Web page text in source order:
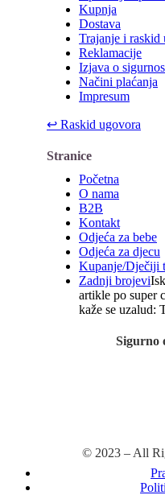
Kupnja
Dostava
Trajanje i raskid
Reklamacije
Izjava o
Načini plaćanja
Impresum
↩ Raskid ugovora
Stranice
Početna
O nama
B2B
Kontakt
Odjeća za bebe
Odjeća za djecu
Kupanje/Dječiji
Zadnji brojevi
artikle po super
kaže se uzalud:
Sigurno
© 2023 – All